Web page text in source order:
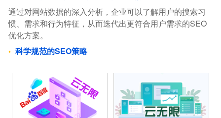
通过对网站数据的深入分析，企业可以了解用户的搜索习
惯、需求和行为特征，从而迭代出更符合用户需求的SEO
优化方案。
科学规范的SEO策略